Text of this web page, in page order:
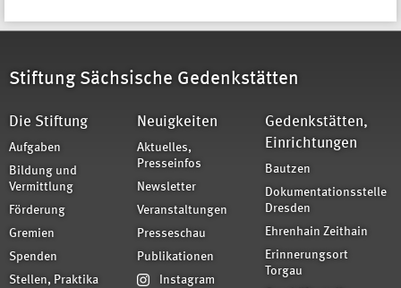
Stiftung Sächsische Gedenkstätten
Die Stiftung
Aufgaben
Bildung und
Vermittlung
Förderung
Gremien
Spenden
Stellen, Praktika
Neuigkeiten
Aktuelles,
Presseinfos
Newsletter
Veranstaltungen
Presseschau
Publikationen
Instagram
Gedenkstätten,
Einrichtungen
Bautzen
Dokumentationsstelle
Dresden
Ehrenhain Zeithain
Erinnerungsort
Torgau